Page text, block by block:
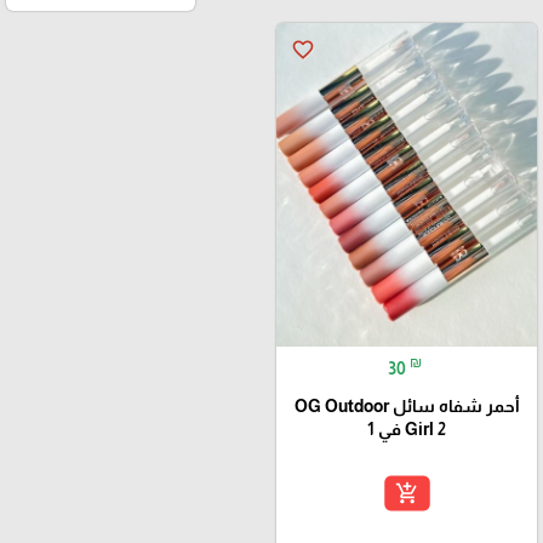
favorite_border
30 ₪
أحمر شفاه سائل OG Outdoor
Girl 2 في 1
add_shopping_cart